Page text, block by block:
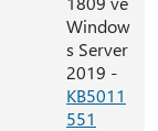
Window
s Server
2019 -
KB5011
551